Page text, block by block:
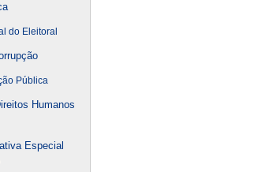
do Eleitoral
Pública
Humanos
Especial